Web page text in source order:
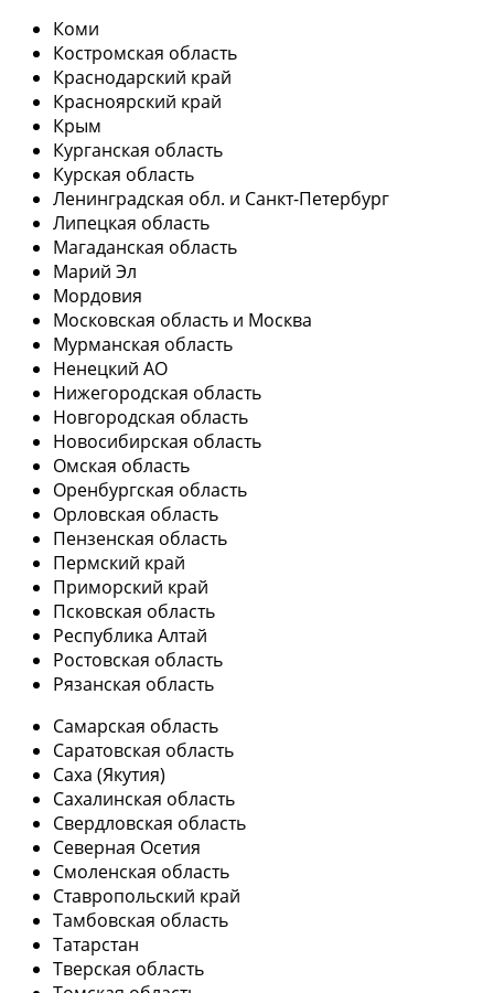
Коми
Костромская область
Краснодарский край
Красноярский край
Крым
Курганская область
Курская область
Ленинградская обл. и Санкт-Петербург
Липецкая область
Магаданская область
Марий Эл
Мордовия
Московская область и Москва
Мурманская область
Ненецкий АО
Нижегородская область
Новгородская область
Новосибирская область
Омская область
Оренбургская область
Орловская область
Пензенская область
Пермский край
Приморский край
Псковская область
Республика Алтай
Ростовская область
Рязанская область
Самарская область
Саратовская область
Саха (Якутия)
Сахалинская область
Свердловская область
Северная Осетия
Смоленская область
Ставропольский край
Тамбовская область
Татарстан
Тверская область